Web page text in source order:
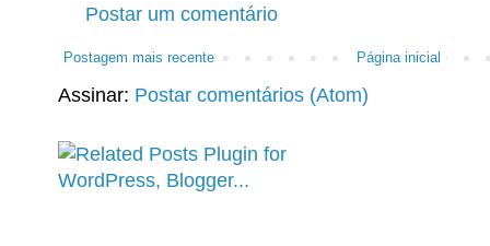
Postar um comentário
Postagem mais recente Página inicial
Assinar: Postar comentários (Atom)